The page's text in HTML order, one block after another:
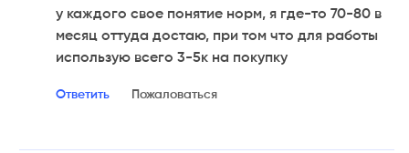
у каждого свое понятие норм, я где-то 70-80 в
месяц оттуда достаю, при том что для работы
использую всего 3-5к на покупку
Ответить Пожаловаться